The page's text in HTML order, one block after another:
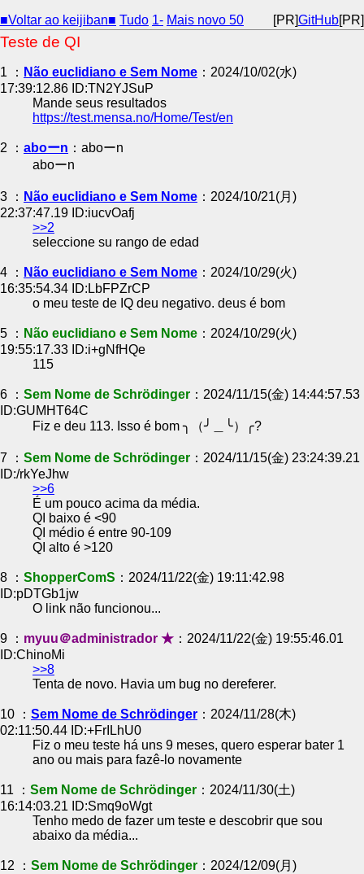
■Voltar ao keijiban■ Tudo 1- Mais novo 50 [PR]GitHub[PR]
Teste de QI
1 ： Não euclidiano e Sem Nome ：2024/10/02(水)
17:39:12.86 ID:TN2YJSuP
Mande seus resultados
https://test.mensa.no/Home/Test/en
2 ： aboーn ：aboーn
aboーn
3 ： Não euclidiano e Sem Nome ：2024/10/21(月)
22:37:47.19 ID:iucvOafj
>>2
seleccione su rango de edad
4 ： Não euclidiano e Sem Nome ：2024/10/29(火)
16:35:54.34 ID:LbFPZrCP
o meu teste de IQ deu negativo. deus é bom
5 ： Não euclidiano e Sem Nome ：2024/10/29(火)
19:55:17.33 ID:i+gNfHQe
115
6 ： Sem Nome de Schrödinger ：2024/11/15(金) 14:44:57.53
ID:GUMHT64C
Fiz e deu 113. Isso é bom ╮（╯＿╰）╭?
7 ： Sem Nome de Schrödinger ：2024/11/15(金) 23:24:39.21
ID:/rkYeJhw
>>6
É um pouco acima da média.
QI baixo é <90
QI médio é entre 90-109
QI alto é >120
8 ： ShopperComS ：2024/11/22(金) 19:11:42.98
ID:pDTGb1jw
O link não funcionou...
9 ： myuu＠administrador ★ ：2024/11/22(金) 19:55:46.01
ID:ChinoMi
>>8
Tenta de novo. Havia um bug no dereferer.
10 ： Sem Nome de Schrödinger ：2024/11/28(木)
02:11:50.44 ID:+FrILhU0
Fiz o meu teste há uns 9 meses, quero esperar bater 1
ano ou mais para fazê-lo novamente
11 ： Sem Nome de Schrödinger ：2024/11/30(土)
16:14:03.21 ID:Smq9oWgt
Tenho medo de fazer um teste e descobrir que sou
abaixo da média...
12 ： Sem Nome de Schrödinger ：2024/12/09(月)